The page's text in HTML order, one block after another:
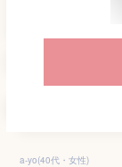
a-yo(40代・女性)